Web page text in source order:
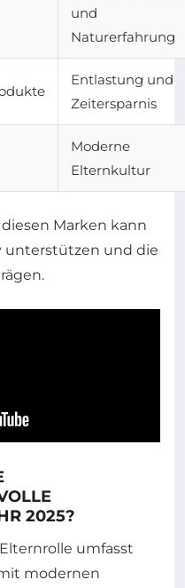
und
Naturerfahrung
Entlastung und
Zeitersparnis
Moderne
Elternkultur
Marken kann
unterstützen und die
2025?
umfasst
modernen